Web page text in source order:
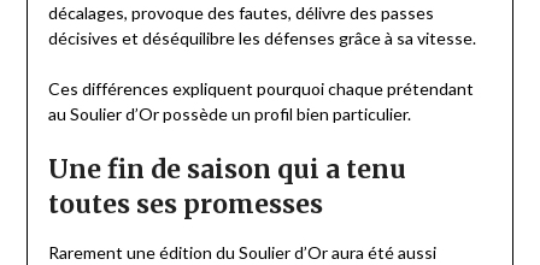
décalages, provoque des fautes, délivre des passes
décisives et déséquilibre les défenses grâce à sa vitesse.
Ces différences expliquent pourquoi chaque prétendant
au Soulier d’Or possède un profil bien particulier.
Une fin de saison qui a tenu
toutes ses promesses
Rarement une édition du Soulier d’Or aura été aussi